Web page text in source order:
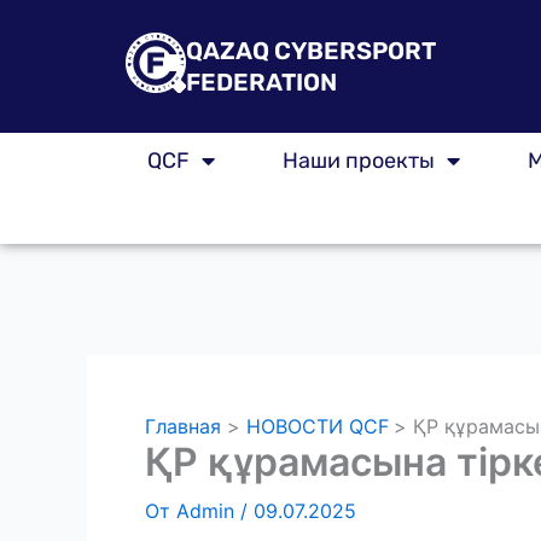
содержимому
QAZAQ CYBERSPORT
FEDERATION
QCF Наши проекты
Главная НОВОСТИ QCF ҚР
ҚР құрамасына
От Admin / 09.07.2025